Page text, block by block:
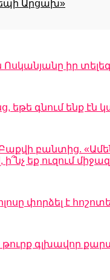
Արցախ»
իր
եթե գնում ենք
բանտից.
ի՞նչ եք ուզում
փորձել է
թուրք գլխավոր